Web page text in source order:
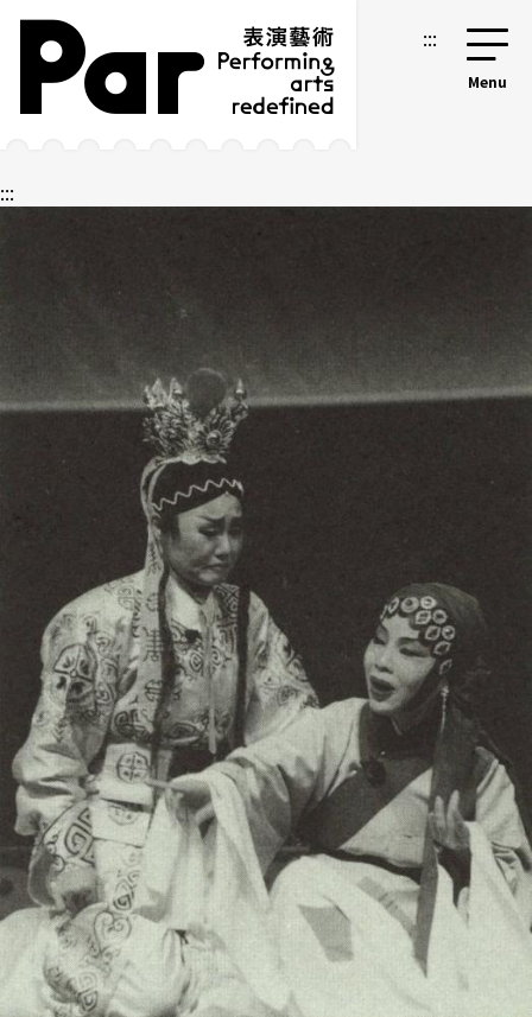
跳到主要內容區塊
網站導覽 :::
:::